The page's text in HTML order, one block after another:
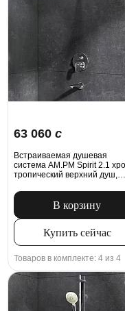
63 060 c
Встраиваемая душевая
система AM.PM Spirit 2.1
тропический верхний душ,
В корзину
Купить сейчас
Товаров в комплекте: 4 из 4